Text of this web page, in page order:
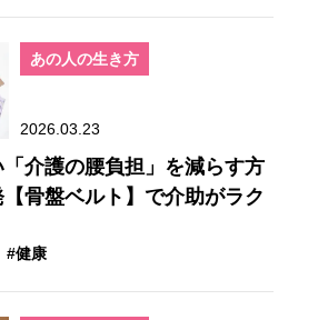
あの人の生き方
2026.03.23
介護の腰負担」を減らす方
骨盤ベルト】で介助がラク
#健康